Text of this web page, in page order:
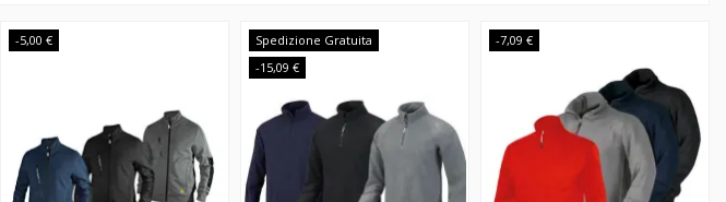
-5,00 €
Spedizione Gratuita
-15,09 €
-7,09 €